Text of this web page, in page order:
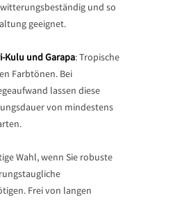
und so
geeignet.
Kulu und Garapa: Tropische
Farbtönen. Bei
lassen diese
von mindestens
Wahl, wenn Sie robuste
Frei von langen